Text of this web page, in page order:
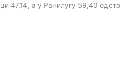
47,14, а у Ранилугу 59,40 одсто